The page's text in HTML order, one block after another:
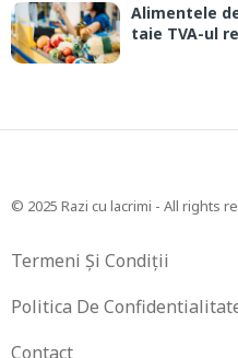
Alimentele
taie TVA-ul
© 2025 Razi cu lacrimi - All rights
Termeni Și Condiții
Politica De
Contact